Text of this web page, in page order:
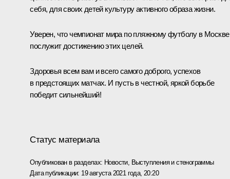
себя, для своих детей культуру активного образа жизни.
Уверен, что чемпионат мира по пляжному футболу в Москве
послужит достижению этих целей.
Здоровья всем вам и всего самого доброго, успехов
в предстоящих матчах. И пусть в честной, яркой борьбе
победит сильнейший!
Статус материала
Опубликован в разделах: Новости, Выступления и стенограммы
Дата публикации: 19 августа 2021 года, 20:20